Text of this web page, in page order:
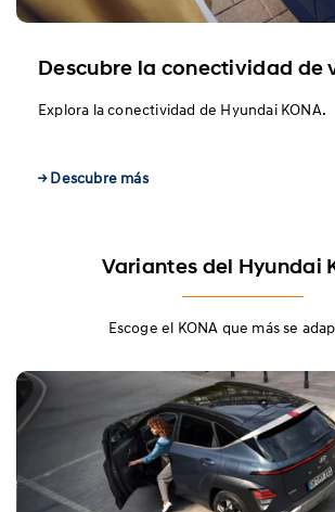
Descubre la conectividad de
Explora la conectividad de Hyundai KONA.
→ Descubre más
Variantes del Hyundai
Escoge el KONA que más se